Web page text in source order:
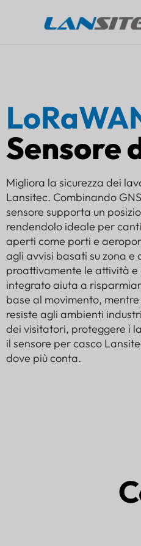
Sensore
Migliora la sicurezza dei
Lansitec. Combinando
sensore supporta un
rendendolo ideale per
aperti come porti e
agli avvisi basati su zona e
proattivamente le attività e
integrato aiuta a
base al movimento,
resiste agli ambienti
dei visitatori, proteggere i
il sensore per casco
dove più conta.